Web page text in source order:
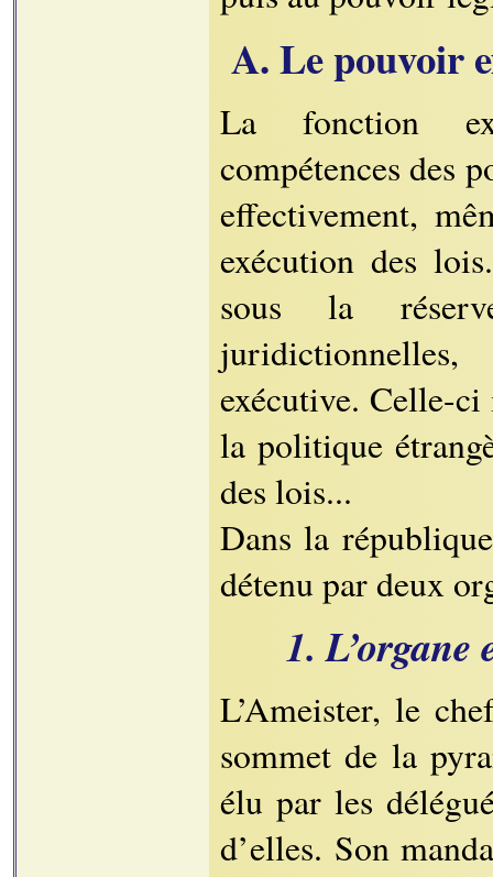
A. Le pouvoir
La fonction
compétences des
effectivement,
exécution des
sous la
exécutive. Celle-
la politique
des lois...
Dans la
détenu par deux
1.
L’Ameister, le
sommet de la
élu par les
d’elles. Son